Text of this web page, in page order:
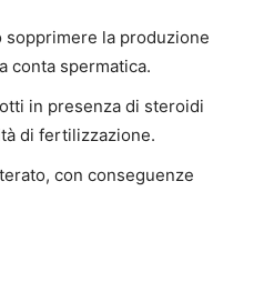
et
sopprimere la produzione
conta spermatica.
in presenza di steroidi
di fertilizzazione.
con conseguenze